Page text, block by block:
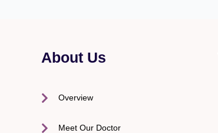
About Us
Overview
Meet Our Doctor